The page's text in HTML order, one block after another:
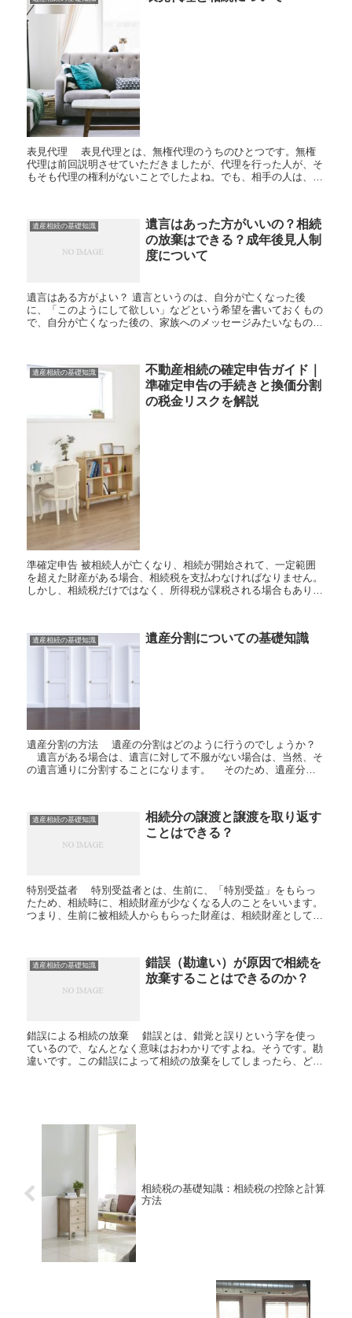
表見代理 表見代理とは、無権代理のうちのひとつです。無権
代理は前回説明させていただきましたが、代理を行った人が、そ
もそも代理の権利がないことでしたよね。でも、相手の人は、代
遺産相続の基礎知識
遺言はあった方がいいの？相続
の放棄はできる？成年後見人制
度について
遺言はある方がよい？ 遺言というのは、自分が亡くなった後
に、「このようにして欲しい」などという希望を書いておくもの
で、自分が亡くなった後の、家族へのメッセージみたいなものか
遺産相続の基礎知識
不動産相続の確定申告ガイド｜
準確定申告の手続きと換価分割
の税金リスクを解説
準確定申告 被相続人が亡くなり、相続が開始されて、一定範囲
を超えた財産がある場合、相続税を支払わなければなりません。
しかし、相続税だけではなく、所得税が課税される場合もありま
遺産相続の基礎知識 遺産分割についての基礎知識
遺産分割の方法 遺産の分割はどのように行うのでしょうか？
遺言がある場合は、遺言に対して不服がない場合は、当然、そ
の遺言通りに分割することになります。 そのため、遺産分割
遺産相続の基礎知識
相続分の譲渡と譲渡を取り返す
ことはできる？
特別受益者 特別受益者とは、生前に、「特別受益」をもらっ
たため、相続時に、相続財産が少なくなる人のことをいいます。
つまり、生前に被相続人からもらった財産は、相続財産としてカ
遺産相続の基礎知識
錯誤（勘違い）が原因で相続を
放棄することはできるのか？
錯誤による相続の放棄 錯誤とは、錯覚と誤りという字を使っ
ているので、なんとなく意味はおわかりですよね。そうです。勘
違いです。この錯誤によって相続の放棄をしてしまったら、どう
相続税の基礎知識：相続税の控除と計算
方法